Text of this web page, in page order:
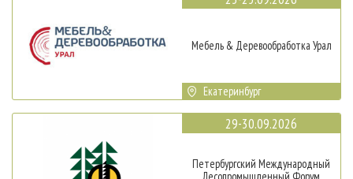
Мебель & Деревообработка Урал
Екатеринбург
29-30.09.2026
Петербургский Международный